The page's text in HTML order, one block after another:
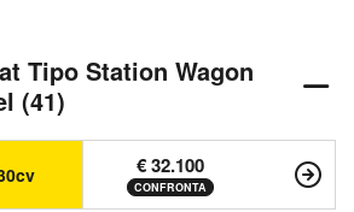
Tipo Station Wagon
(41)
€ 32.100
CONFRONTA